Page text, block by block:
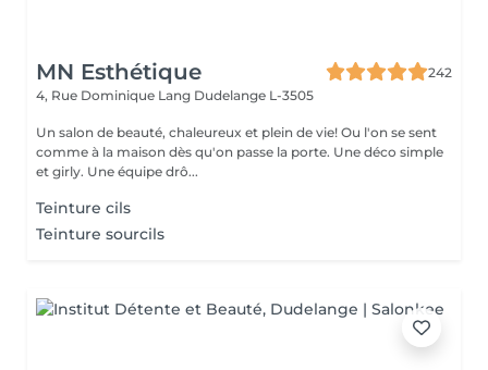
MN Esthétique
242
4, Rue Dominique Lang Dudelange L-3505
Un salon de beauté, chaleureux et plein de vie! Ou l'on se sent
comme à la maison dès qu'on passe la porte. Une déco simple
et girly. Une équipe drô...
Teinture cils
Teinture sourcils